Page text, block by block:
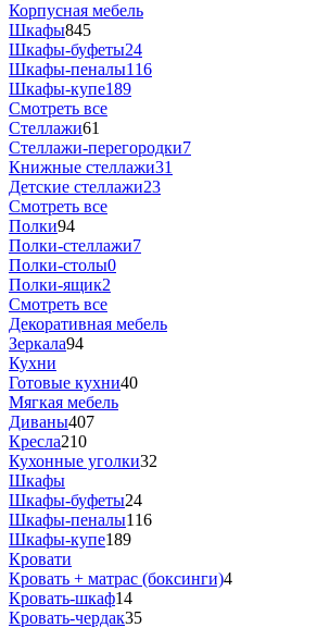
Корпусная мебель
Шкафы845
Шкафы-буфеты24
Шкафы-пеналы116
Шкафы-купе189
Смотреть все
Стеллажи61
Стеллажи-перегородки7
Книжные стеллажи31
Детские стеллажи23
Смотреть все
Полки94
Полки-стеллажи7
Полки-столы0
Полки-ящик2
Смотреть все
Декоративная мебель
Зеркала94
Кухни
Готовые кухни40
Мягкая мебель
Диваны407
Кресла210
Кухонные уголки32
Шкафы
Шкафы-буфеты24
Шкафы-пеналы116
Шкафы-купе189
Кровати
Кровать + матрас (боксинги)4
Кровать-шкаф14
Кровать-чердак35